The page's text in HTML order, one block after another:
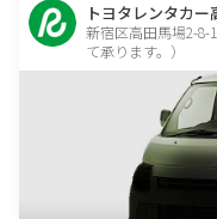
トヨタレンタカー
新宿区高田馬場2-8-
て承ります。）